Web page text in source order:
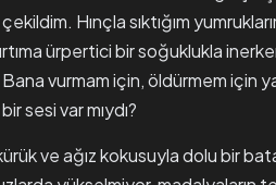
Hınçla sıktığım
ürpertici bir soğuklukla inerken
Bana vurmam için, öldürmem için
sesi var mıydı?
ve ağız kokusuyla dolu bir